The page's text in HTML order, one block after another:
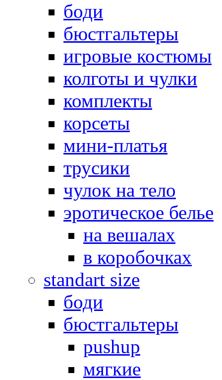
боди
бюстгальтеры
игровые костюмы
колготы и чулки
комплекты
корсеты
мини-платья
трусики
чулок на тело
эротическое белье
на вешалах
в коробочках
standart size
боди
бюстгальтеры
pushup
мягкие